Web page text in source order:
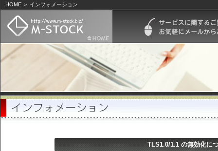
HOME ＞ インフォメーション
TLS1.0/1.1 の無効化に